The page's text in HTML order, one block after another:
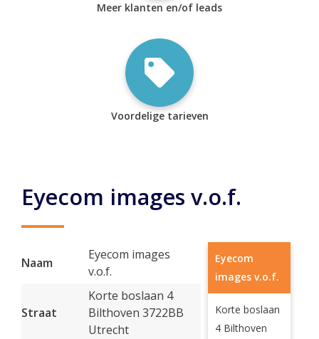
Meer klanten en/of leads
Voordelige tarieven
Eyecom images v.o.f.
Naam
Eyecom images
v.o.f.
Straat
Korte boslaan 4
Bilthoven 3722BB
Utrecht
Eyecom
images v.o.f.
Korte boslaan
4 Bilthoven